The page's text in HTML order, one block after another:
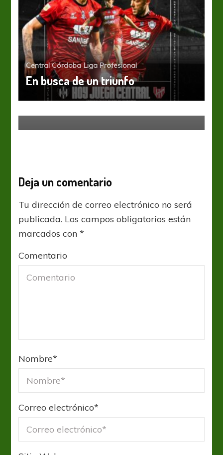
Central Córdoba Liga Profesional
En busca de un triunfo
Liga Profesional
Belgrano buscará la “Gloria” este
Deja un comentario
Tu dirección de correo electrónico no será
publicada. Los campos obligatorios están
marcados con*
Comentario
Nombre*
Correo electrónico*